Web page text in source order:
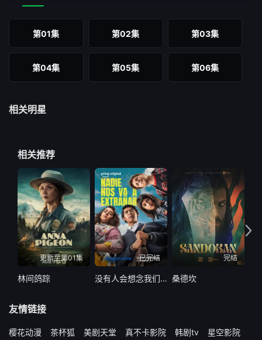
第01集 第02集 第03集
第04集 第05集 第06集
相关明星
相关推荐
更新至第01集
林间鸽踪
已完结
没有人会想念我们第二季
完结
桑德坎
友情链接
樱花动漫 茶杯狐 美剧天堂 真不卡影院 韩剧tv 星空影院